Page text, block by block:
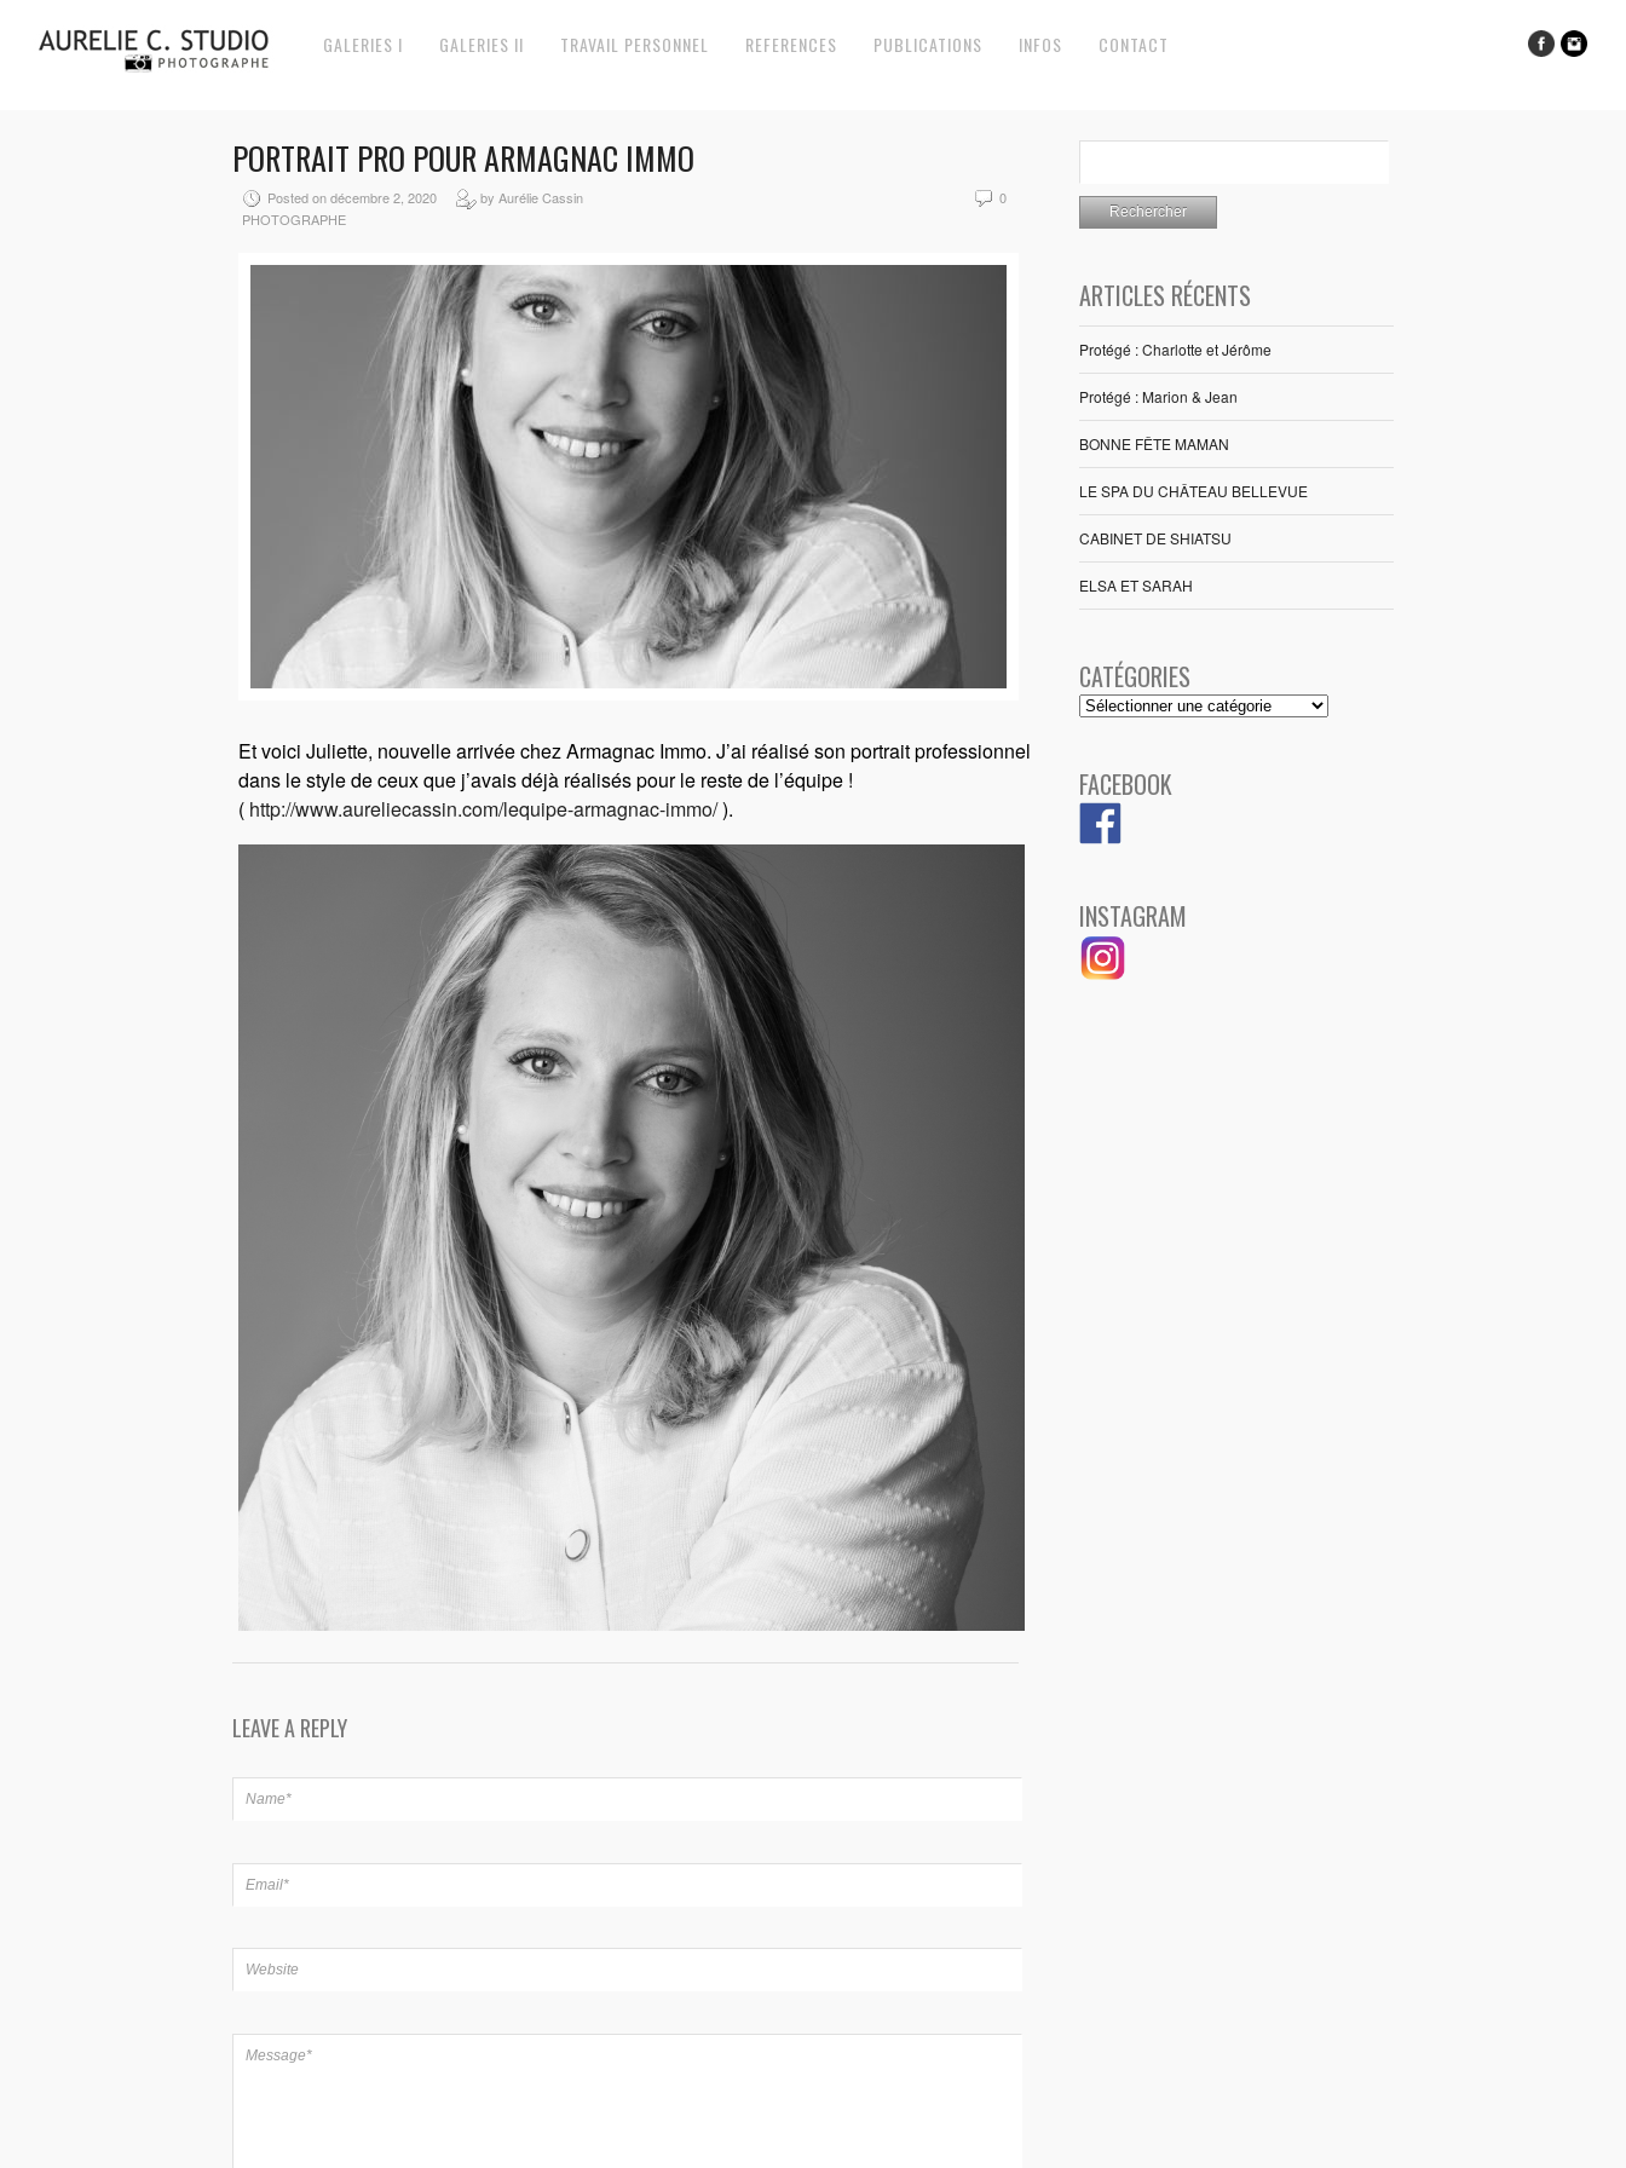
GALERIES I GALERIES II TRAVAIL PERSONNEL REFERENCES PUBLICATIONS INFOS CONTACT
PORTRAIT PRO POUR ARMAGNAC IMMO
Posted on décembre 2, 2020
by Aurélie Cassin
PHOTOGRAPHE
0
Et voici Juliette, nouvelle arrivée chez Armagnac Immo. J’ai réalisé son portrait professionnel
dans le style de ceux que j’avais déjà réalisés pour le reste de l’équipe !
( http://www.aureliecassin.com/lequipe-armagnac-immo/).
LEAVE A REPLY
ARTICLES RÉCENTS
Protégé : Charlotte et Jérôme
Protégé : Marion & Jean
BONNE FÊTE MAMAN
LE SPA DU CHÂTEAU BELLEVUE
CABINET DE SHIATSU
ELSA ET SARAH
CATÉGORIES
Catégories
FACEBOOK
INSTAGRAM